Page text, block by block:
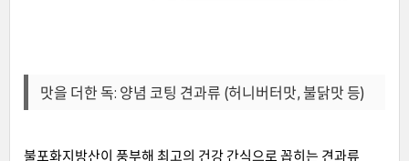
맛을 더한 독: 양념 코팅 견과류 (허니버터맛, 불닭맛 등)
불포화지방산이 풍부해 최고의 건강 간식으로 꼽히는 견과류